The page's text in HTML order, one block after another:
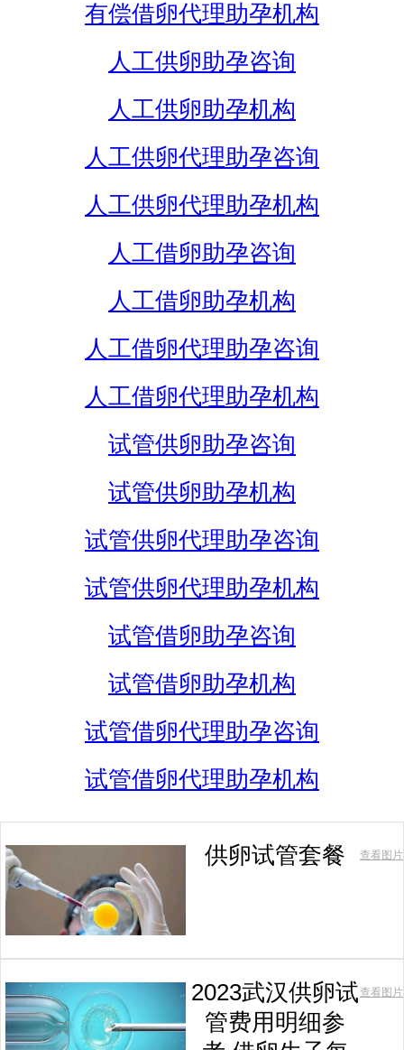
有偿借卵代理助孕机构
人工供卵助孕咨询
人工供卵助孕机构
人工供卵代理助孕咨询
人工供卵代理助孕机构
人工借卵助孕咨询
人工借卵助孕机构
人工借卵代理助孕咨询
人工借卵代理助孕机构
试管供卵助孕咨询
试管供卵助孕机构
试管供卵代理助孕咨询
试管供卵代理助孕机构
试管借卵助孕咨询
试管借卵助孕机构
试管借卵代理助孕咨询
试管借卵代理助孕机构
供卵试管套餐 查看图片
2023武汉供卵试
管费用明细参
查看图片